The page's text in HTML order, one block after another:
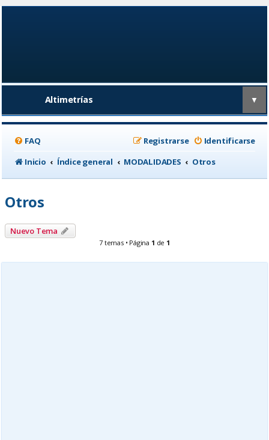
Altimetrías ▼
FAQ Identificarse
Registrarse
Inicio
Índice general MODALIDADES Otros
Otros
Nuevo Tema
7 temas • Página 1 de 1